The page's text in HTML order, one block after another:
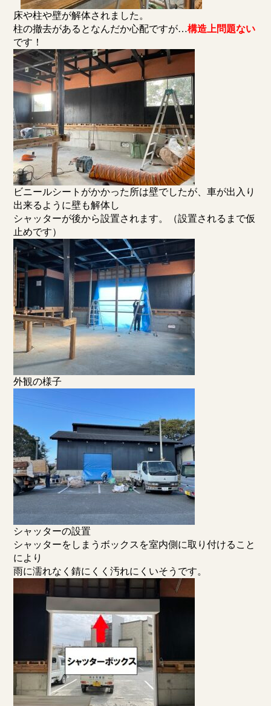
床や柱や壁が解体されました。
柱の撤去があるとなんだか心配ですが…構造上問題ない
です！
ビニールシートがかかった所は壁でしたが、車が出入り
出来るように壁も解体し
シャッターが後から設置されます。（設置されるまで仮
止めです）
外観の様子
シャッターの設置
シャッターをしまうボックスを室内側に取り付けること
により
雨に濡れなく錆にくく汚れにくいそうです。